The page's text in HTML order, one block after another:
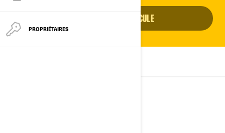
PROPRIÉTAIRES
AJOUTEZ UN VÉHICULE